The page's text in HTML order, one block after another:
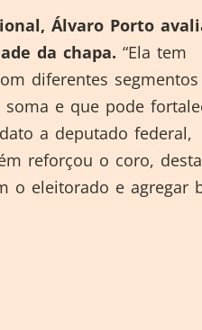
Álvaro Porto
da chapa. “Ela tem
diferentes
e que pode
a deputado federal,
reforçou o coro,
o eleitorado e agregar